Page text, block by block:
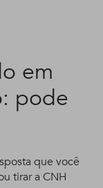
em
pode
que você
tirar a CNH